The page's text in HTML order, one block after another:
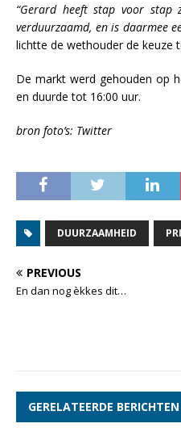
“Gerard heeft stap voor stap
verduurzaamd, en is daarmee
lichtte de wethouder de keuze
De markt werd gehouden op
en duurde tot 16:00 uur.
bron foto’s: Twitter
DUURZAAMHEID
PREVIOUS
En dan nog èkkes dit…
GERELATEERDE BERICHTEN